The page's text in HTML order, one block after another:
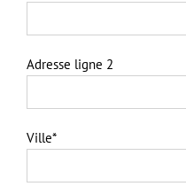
Adresse ligne 2
Ville*